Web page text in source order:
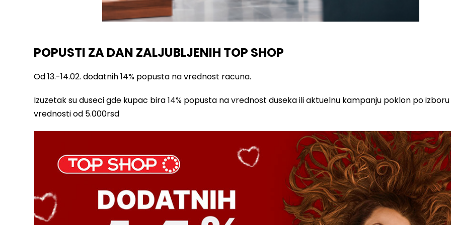
POPUSTI ZA DAN ZALJUBLJENIH TOP SHOP
Od 13.-14.02. dodatnih 14% popusta na vrednost racuna.
Izuzetak su duseci gde kupac bira 14% popusta na vrednost duseka ili aktuelnu kampanju poklon po izboru
vrednosti od 5.000rsd